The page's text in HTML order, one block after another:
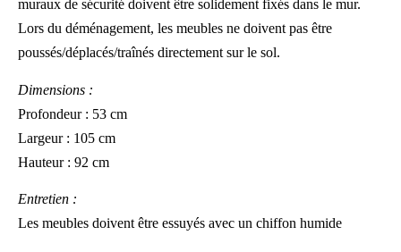
muraux de sécurité doivent être solidement fixés dans le mur.
Lors du déménagement, les meubles ne doivent pas être
poussés/déplacés/traînés directement sur le sol.
Dimensions :
Profondeur : 53 cm
Largeur : 105 cm
Hauteur : 92 cm
Entretien :
Les meubles doivent être essuyés avec un chiffon humide